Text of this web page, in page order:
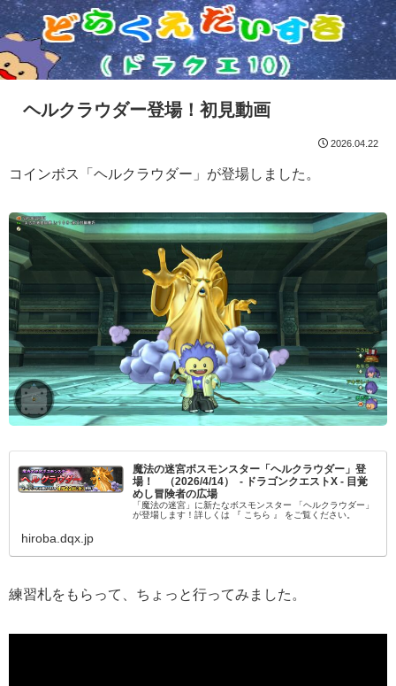
ヘルクラウダー登場！初見動画
2026.04.22
コインボス「ヘルクラウダー」が登場しました。
魔法の迷宮ボスモンスター「ヘルクラウダー」登
場！ （2026/4/14） - ドラゴンクエストX - 目覚
めし冒険者の広場
「魔法の迷宮」に新たなボスモンスター 「ヘルクラウダー」
が登場します！詳しくは 『 こちら 』 をご覧ください。
hiroba.dqx.jp
練習札をもらって、ちょっと行ってみました。